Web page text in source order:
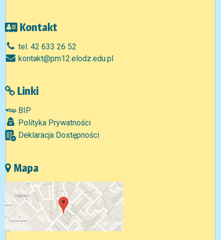
Kontakt
tel. 42 633 26 52
kontakt@pm12.elodz.edu.pl
Linki
BIP
Polityka Prywatności
Deklaracja Dostępności
Mapa